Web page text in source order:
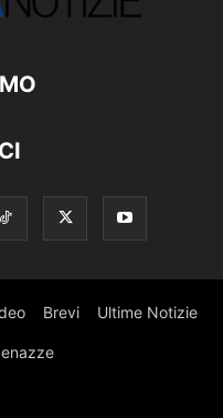
Brevi Ultime Notizie